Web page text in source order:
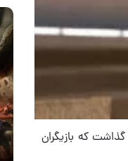
که بازیگران